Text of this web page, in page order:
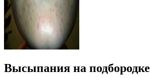
Высыпания на подбородке